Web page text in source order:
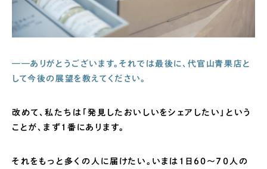
——ありがとうございます。それでは最後に、代官山青果店と
して今後の展望を教えてください。
改めて、私たちは「発見したおいしいをシェアしたい」という
ことが、まず1番にあります。
それをもっと多くの人に届けたい。いまは1日60〜70人の